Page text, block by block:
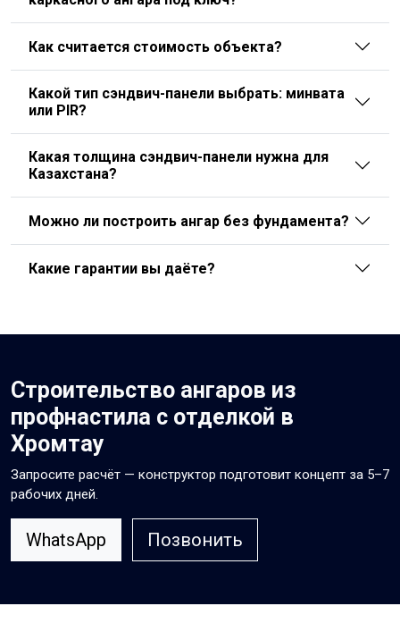
Как считается стоимость объекта?
Какой тип сэндвич-панели выбрать: минвата
или PIR?
Какая толщина сэндвич-панели нужна для
Казахстана?
Можно ли построить ангар без фундамента?
Какие гарантии вы даёте?
Строительство ангаров из
профнастила с отделкой в
Хромтау
Запросите расчёт — конструктор подготовит концепт за 5–7
рабочих дней.
WhatsApp Позвонить